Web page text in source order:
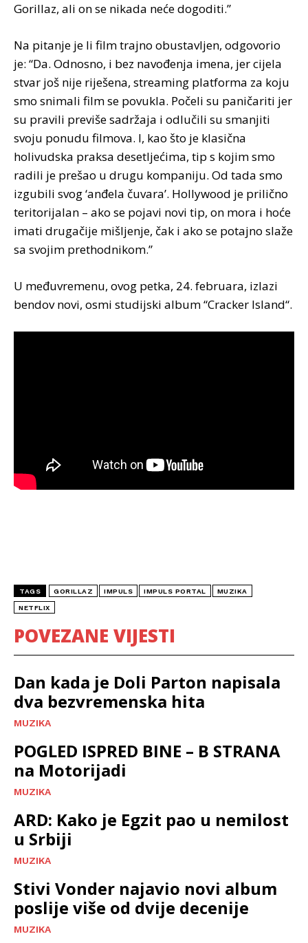
Gorillaz, ali on se nikada neće dogoditi.”
Na pitanje je li film trajno obustavljen, odgovorio
je: “Da. Odnosno, i bez navođenja imena, jer cijela
stvar još nije riješena, streaming platforma za koju
smo snimali film se povukla. Počeli su paničariti jer
su pravili previše sadržaja i odlučili su smanjiti
svoju ponudu filmova. I, kao što je klasična
holivudska praksa desetljećima, tip s kojim smo
radili je prešao u drugu kompaniju. Od tada smo
izgubili svog ‘anđela čuvara’. Hollywood je prilično
teritorijalan – ako se pojavi novi tip, on mora i hoće
imati drugačije mišljenje, čak i ako se potajno slaže
sa svojim prethodnikom.”
U međuvremenu, ovog petka, 24. februara, izlazi
bendov novi, osmi studijski album “Cracker Island“.
TAGS GORILLAZ IMPULS IMPULS PORTAL MUZIKA
NETFLIX
POVEZANE VIJESTI
Dan kada je Doli Parton napisala
dva bezvremenska hita
MUZIKA
POGLED ISPRED BINE – B STRANA
na Motorijadi
MUZIKA
ARD: Kako je Egzit pao u nemilost
u Srbiji
MUZIKA
Stivi Vonder najavio novi album
poslije više od dvije decenije
MUZIKA